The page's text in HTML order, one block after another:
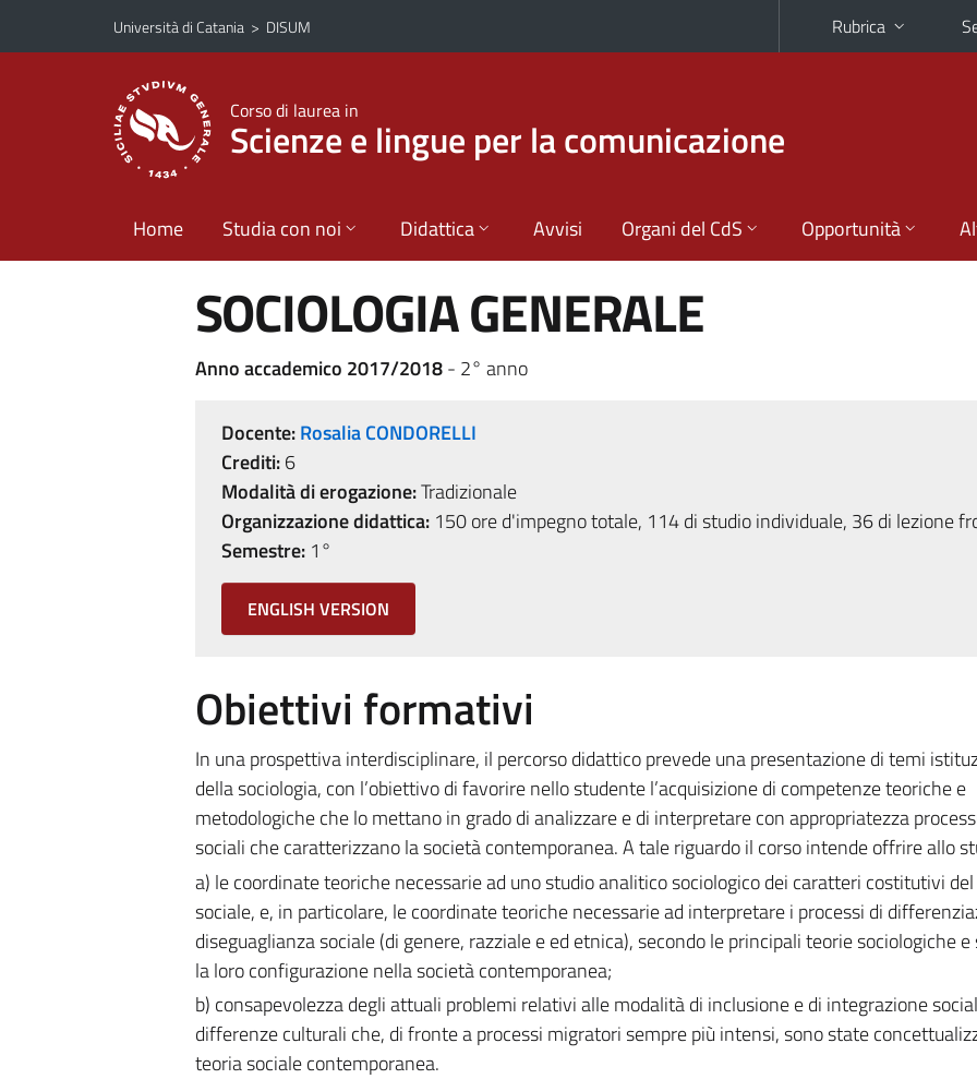
Vai al contenuto principale
Vai al menu di navigazione
Università di Catania > DISUM Rubrica
Corso di laurea in
Scienze e lingue per la comunicazione
Home Studia con noi Didattica Avvisi Organi del CdS Opportunità
SOCIOLOGIA GENERALE
Anno accademico 2017/2018- 2° anno
Docente:Rosalia CONDORELLI
Crediti:6
Modalità di erogazione:Tradizionale
Organizzazione didattica:150 ore d'impegno totale, 114 di studio individuale, 36 di lezione
Semestre:1°
ENGLISH VERSION
Obiettivi formativi
In una prospettiva interdisciplinare, il percorso didattico prevede una presentazione di temi
della sociologia, con l’obiettivo di favorire nello studente l’acquisizione di competenze teoriche e
metodologiche che lo mettano in grado di analizzare e di interpretare con appropriatezza
sociali che caratterizzano la società contemporanea. A tale riguardo il corso intende offrire allo
a) le coordinate teoriche necessarie ad uno studio analitico sociologico dei caratteri costitutivi
sociale, e, in particolare, le coordinate teoriche necessarie ad interpretare i processi di
diseguaglianza sociale (di genere, razziale e ed etnica), secondo le principali teorie sociologiche e
la loro configurazione nella società contemporanea;
b) consapevolezza degli attuali problemi relativi alle modalità di inclusione e di integrazione
differenze culturali che, di fronte a processi migratori sempre più intensi, sono state
teoria sociale contemporanea.